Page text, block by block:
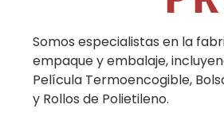
Somos especialistas en la
empaque y embalaje,
Película Termoencogible,
y Rollos de Polietileno.